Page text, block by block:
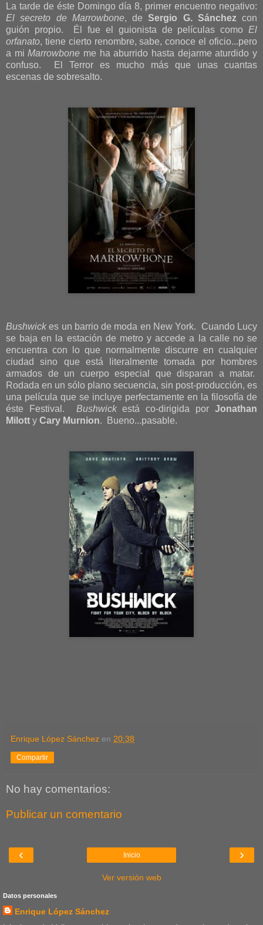
La tarde de éste Domingo día 8, primer encuentro negativo:
El secreto de Marrowbone, deSergio G. Sánchezcon
guión propio. Él fue el guionista de películas como El
orfanato, tiene cierto renombre, sabe, conoce el oficio...pero
a miMarrowbone me ha aburrido hasta dejarme aturdido y
confuso. El Terror es mucho más que unas cuantas
escenas de sobresalto.
Bushwick es un barrio de moda en New York. Cuando Lucy
se baja en la estación de metro y accede a la calle no se
encuentra con lo que normalmente discurre en cualquier
ciudad sino que está literalmente tomada por hombres
armados de un cuerpo especial que disparan a matar.
Rodada en un sólo plano secuencia, sin post-producción, es
una película que se incluye perfectamente en la filosofía de
éste Festival. Bushwickestá co-dirigida porJonathan
Milott y Cary Murnion. Bueno...pasable.
Enrique López Sánchez en 20:38
Compartir
No hay comentarios:
Publicar un comentario
‹ ›
Inicio
Ver versión web
Datos personales
Enrique López Sánchez